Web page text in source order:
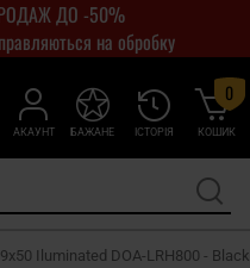
ДО -50%
на обробку
АКАУНТ ІСТОРІЯ
БАЖАНЕ КОШИК
0
Iluminated DOA-LRH800 - Black